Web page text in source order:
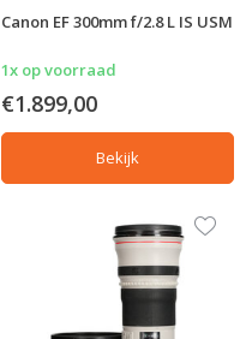
Canon EF 300mm f/2.8 L IS USM
1x op voorraad
€1.899,00
Bekijk